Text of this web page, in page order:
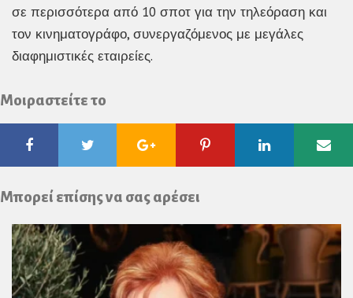
σε περισσότερα από 10 σποτ για την τηλεόραση και
τον κινηματογράφο, συνεργαζόμενος με μεγάλες
διαφημιστικές εταιρείες.
Μοιραστείτε το
FacebookTwitter Google
Plus
Pinterest Linkedin
Μπορεί επίσης να σας αρέσει